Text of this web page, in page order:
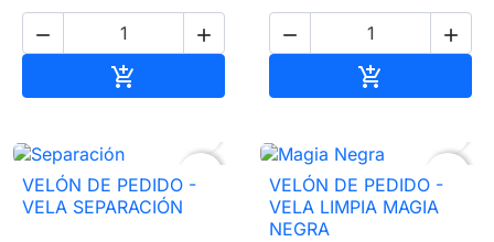
 

 

VELÓN DE PEDIDO -
VELA SEPARACIÓN
VELÓN DE PEDIDO -
VELA LIMPIA MAGIA
NEGRA